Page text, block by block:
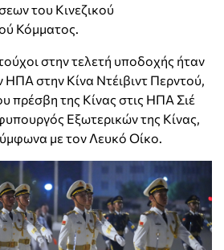
του Κινεζικού
Κόμματος.
στην τελετή υποδοχής ήταν
στην Κίνα Ντέιβιντ Περντού,
πρέσβη της Κίνας στις ΗΠΑ Σιέ
Εξωτερικών της Κίνας,
με τον Λευκό Οίκο.